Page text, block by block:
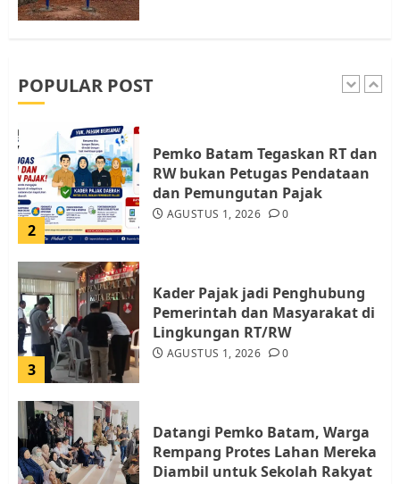
POPULAR POST
1
2
Pemko Batam Tegaskan RT dan
RW bukan Petugas Pendataan
dan Pemungutan Pajak
AGUSTUS 1, 2026 0
3
Kader Pajak jadi Penghubung
Pemerintah dan Masyarakat di
Lingkungan RT/RW
AGUSTUS 1, 2026 0
Datangi Pemko Batam, Warga
Rempang Protes Lahan Mereka
Diambil untuk Sekolah Rakyat